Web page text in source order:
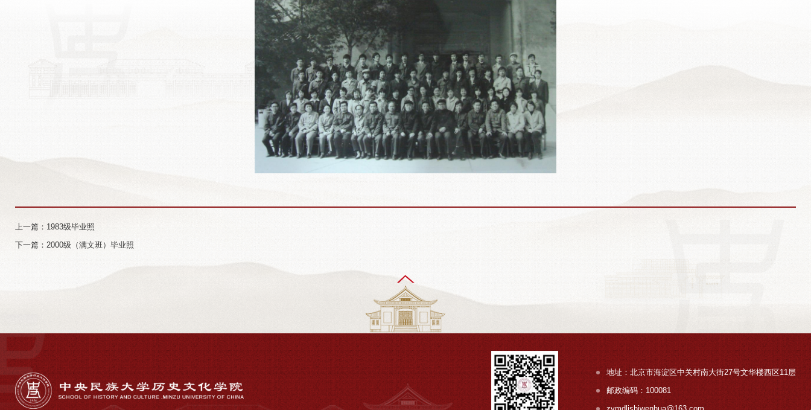
上一篇：1983级毕业照
下一篇：2000级（满文班）毕业照
地址：北京市海淀区中关村南大街27号文华楼西区11层
邮政编码：100081